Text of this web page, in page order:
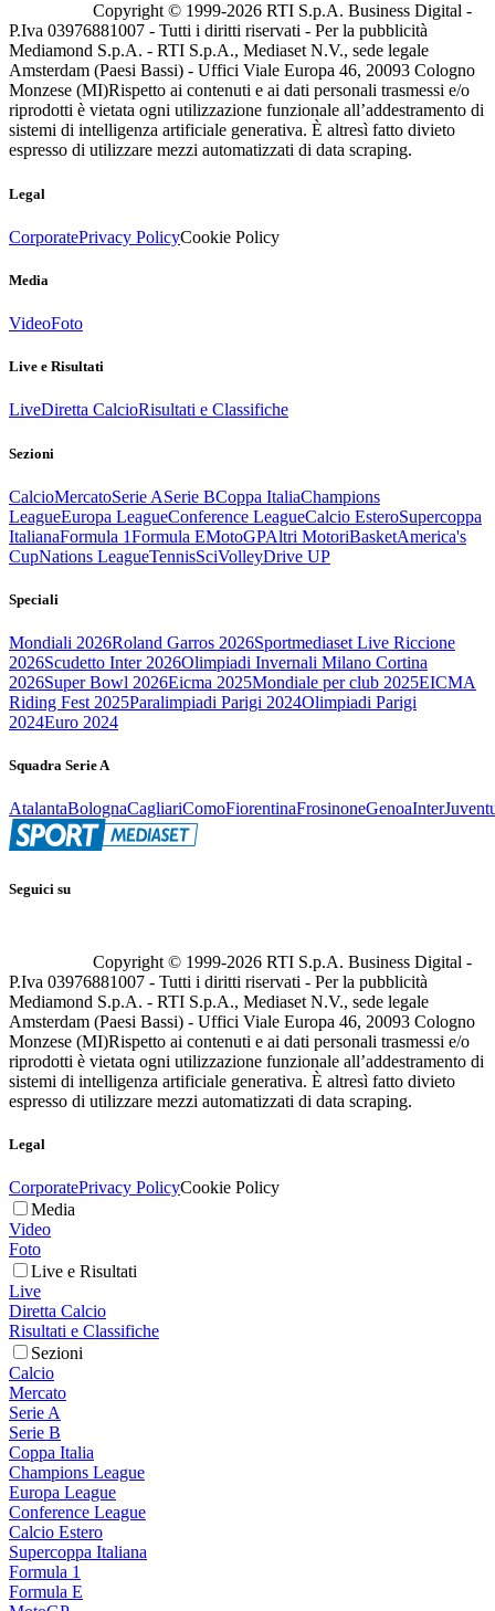
Copyright © 1999-2026 RTI S.p.A. Business Digital -
P.Iva 03976881007 - Tutti i diritti riservati - Per la pubblicità
Mediamond S.p.A. - RTI S.p.A., Mediaset N.V., sede legale
Amsterdam (Paesi Bassi) - Uffici Viale Europa 46, 20093 Cologno
Monzese (MI)Rispetto ai contenuti e ai dati personali trasmessi e/o
riprodotti è vietata ogni utilizzazione funzionale all’addestramento di
sistemi di intelligenza artificiale generativa. È altresì fatto divieto
espresso di utilizzare mezzi automatizzati di data scraping.
Legal
CorporatePrivacy PolicyCookie Policy
Media
VideoFoto
Live e Risultati
LiveDiretta CalcioRisultati e Classifiche
Sezioni
CalcioMercatoSerie ASerie BCoppa ItaliaChampions
LeagueEuropa LeagueConference LeagueCalcio EsteroSupercoppa
ItalianaFormula 1Formula EMotoGPAltri MotoriBasketAmerica's
CupNations LeagueTennisSciVolleyDrive UP
Speciali
Mondiali 2026Roland Garros 2026Sportmediaset Live Riccione
2026Scudetto Inter 2026Olimpiadi Invernali Milano Cortina
2026Super Bowl 2026Eicma 2025Mondiale per club 2025EICMA
Riding Fest 2025Paralimpiadi Parigi 2024Olimpiadi Parigi
2024Euro 2024
Squadra Serie A
AtalantaBolognaCagliariComoFiorentinaFrosinoneGenoaInter
Seguici su
Copyright © 1999-2026 RTI S.p.A. Business Digital -
P.Iva 03976881007 - Tutti i diritti riservati - Per la pubblicità
Mediamond S.p.A. - RTI S.p.A., Mediaset N.V., sede legale
Amsterdam (Paesi Bassi) - Uffici Viale Europa 46, 20093 Cologno
Monzese (MI)Rispetto ai contenuti e ai dati personali trasmessi e/o
riprodotti è vietata ogni utilizzazione funzionale all’addestramento di
sistemi di intelligenza artificiale generativa. È altresì fatto divieto
espresso di utilizzare mezzi automatizzati di data scraping.
Legal
CorporatePrivacy PolicyCookie Policy
Media
Video
Foto
Live e Risultati
Live
Diretta Calcio
Risultati e Classifiche
Sezioni
Calcio
Mercato
Serie A
Serie B
Coppa Italia
Champions League
Europa League
Conference League
Calcio Estero
Supercoppa Italiana
Formula 1
Formula E